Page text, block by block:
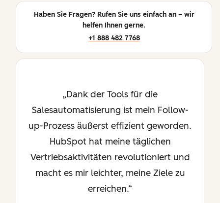
Haben Sie Fragen? Rufen Sie uns einfach an – wir
helfen Ihnen gerne.
+1 888 482 7768
Dank der Tools für die
Salesautomatisierung ist mein Follow-
up-Prozess äußerst effizient geworden.
HubSpot hat meine täglichen
Vertriebsaktivitäten revolutioniert und
macht es mir leichter, meine Ziele zu
erreichen.